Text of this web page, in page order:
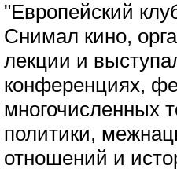
"Европейский
Снимал кино,
лекции и
конференциях,
многочисленных
политики,
отношений и